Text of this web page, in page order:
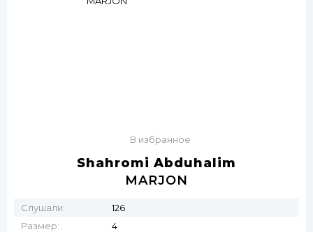
В избранное
Shahromi Abduhalim
MARJON
Слушали:
126
Размер:
4